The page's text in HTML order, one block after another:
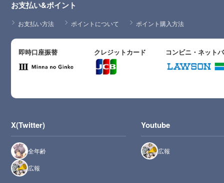
お支払い&ポイント
お支払い方法 ポイントについて ポイント購入方法
即時口座振替 クレジットカード コンビニ・ネット
X(Twitter)
全年齢
広報
Youtube
広報